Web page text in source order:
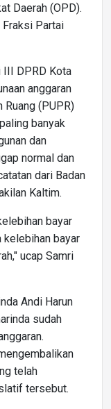
Daerah (OPD).
Partai
III DPRD Kota
anggaran
Ruang (PUPR)
banyak
dan
normal dan
dari Badan
Kaltim.
bayar
kelebihan bayar
ucap Samri
Andi Harun
sudah
telah
tersebut.